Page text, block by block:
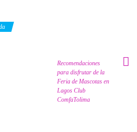
Recomendaciones
para disfrutar de la
Feria de Mascotas en
Lagos Club
ComfaTolima